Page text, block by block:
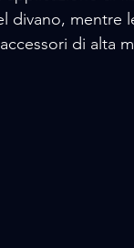
divano, mentre
di alta